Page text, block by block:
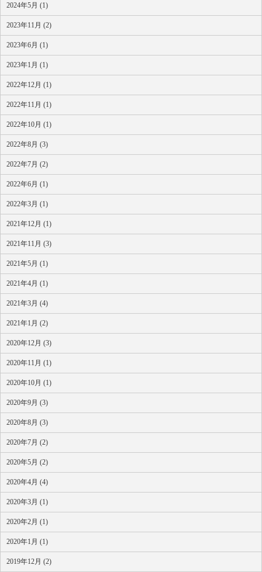
2024年5月 (1)
2023年11月 (2)
2023年6月 (1)
2023年1月 (1)
2022年12月 (1)
2022年11月 (1)
2022年10月 (1)
2022年8月 (3)
2022年7月 (2)
2022年6月 (1)
2022年3月 (1)
2021年12月 (1)
2021年11月 (3)
2021年5月 (1)
2021年4月 (1)
2021年3月 (4)
2021年1月 (2)
2020年12月 (3)
2020年11月 (1)
2020年10月 (1)
2020年9月 (3)
2020年8月 (3)
2020年7月 (2)
2020年5月 (2)
2020年4月 (4)
2020年3月 (1)
2020年2月 (1)
2020年1月 (1)
2019年12月 (2)